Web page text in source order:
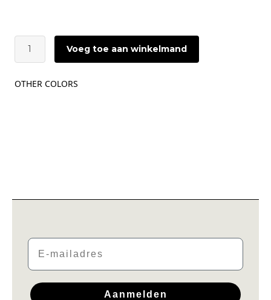
Joan
|
Black
Voeg toe aan winkelmand
OTHER COLORS
Email
Aanmelden